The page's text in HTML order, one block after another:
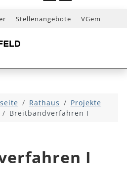
Stellenangebote VGem
Rathaus
Projekte
Breitbandverfahren I
I